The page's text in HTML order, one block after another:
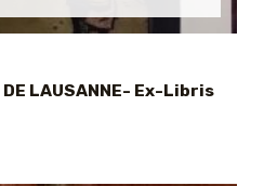
DE LAUSANNE- Ex-Libris